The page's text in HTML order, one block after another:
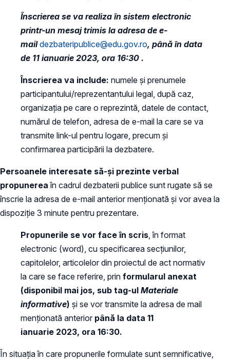
Înscrierea se va realiza în sistem electronic
printr-un mesaj trimis la adresa de e-
maildezbateripublice@edu.gov.ro, până în data
de 11 ianuarie 2023, ora 16:30 .
Înscrierea va include: numele și prenumele
participantului/reprezentantului legal, după caz,
organizația pe care o reprezintă, datele de contact,
numărul de telefon, adresa de e-mail la care se va
transmite link-ul pentru logare, precum și
confirmarea participării la dezbatere.
Persoanele interesate să-și prezinte verbal
propunerea în cadrul dezbaterii publice sunt rugate să se
înscrie la adresa de e-mail anterior menționată și vor avea la
dispoziție 3 minute pentru prezentare.
Propunerile se vor face în scris , în format
electronic (word), cu specificarea secțiunilor,
capitolelor, articolelor din proiectul de act normativ
la care se face referire, prin formularul anexat
(disponibil mai jos, sub tag-ul Materiale
informative) și se vor transmite la adresa de mail
menționată anterior până la data 11
ianuarie 2023, ora 16:30.
În situația în care propunerile formulate sunt semnificative,